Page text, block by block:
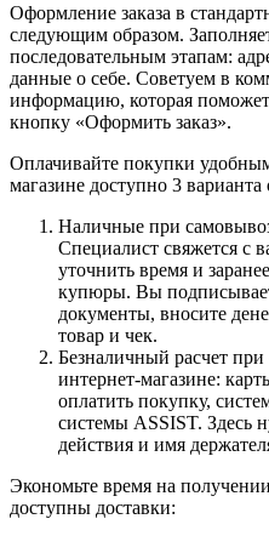
Оформление заказа в
следующим образом.
последовательным этапам:
данные о себе. Советуем в
информацию, которая
кнопку «Оформить заказ».
Оплачивайте покупки
магазине доступно 3 варианта
Наличные при
Специалист свяжется с
уточнить время и
купюры. Вы
документы, вносите
товар и чек.
Безналичный расчет
интернет-магазине:
оплатить покупку,
системы ASSIST. Здесь
действия и имя
Экономьте время на
доступны доставки: